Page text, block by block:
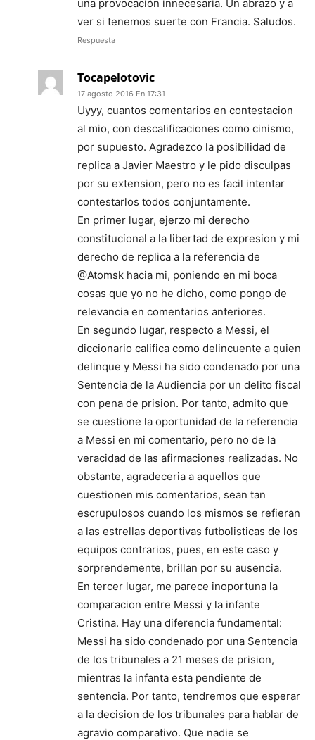
una provocación innecesaria. Un abrazo y a
ver si tenemos suerte con Francia. Saludos.
Respuesta
Tocapelotovic
17 agosto 2016 En 17:31
Uyyy, cuantos comentarios en contestacion
al mio, con descalificaciones como cinismo,
por supuesto. Agradezco la posibilidad de
replica a Javier Maestro y le pido disculpas
por su extension, pero no es facil intentar
contestarlos todos conjuntamente.
En primer lugar, ejerzo mi derecho
constitucional a la libertad de expresion y mi
derecho de replica a la referencia de
@Atomsk hacia mi, poniendo en mi boca
cosas que yo no he dicho, como pongo de
relevancia en comentarios anteriores.
En segundo lugar, respecto a Messi, el
diccionario califica como delincuente a quien
delinque y Messi ha sido condenado por una
Sentencia de la Audiencia por un delito fiscal
con pena de prision. Por tanto, admito que
se cuestione la oportunidad de la referencia
a Messi en mi comentario, pero no de la
veracidad de las afirmaciones realizadas. No
obstante, agradeceria a aquellos que
cuestionen mis comentarios, sean tan
escrupulosos cuando los mismos se refieran
a las estrellas deportivas futbolisticas de los
equipos contrarios, pues, en este caso y
sorprendemente, brillan por su ausencia.
En tercer lugar, me parece inoportuna la
comparacion entre Messi y la infante
Cristina. Hay una diferencia fundamental:
Messi ha sido condenado por una Sentencia
de los tribunales a 21 meses de prision,
mientras la infanta esta pendiente de
sentencia. Por tanto, tendremos que esperar
a la decision de los tribunales para hablar de
agravio comparativo. Que nadie se